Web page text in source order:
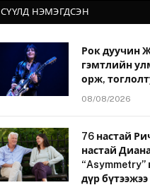
СҮҮЛД НЭМЭГДСЭН
Рок дуучин
гэмтлийн
орж,
08/08/2026
76 настай
настай
дүр бүтээжээ